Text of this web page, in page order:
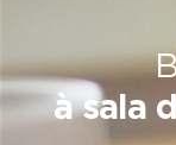
à sala